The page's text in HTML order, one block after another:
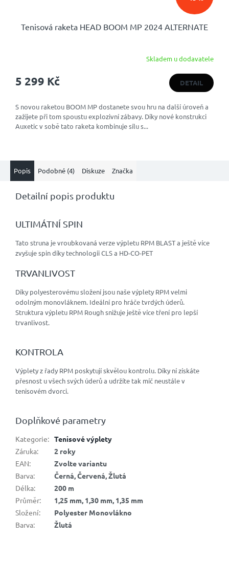
Tenisová raketa HEAD BOOM MP 2024 ALTERNATE
produktu
z
5
hvězdiček.
Skladem u dodavatele
5 299 Kč DETAIL
S novou raketou BOOM MP dostanete svou hru na další úroveň a
zažijete při tom spoustu explozivní zábavy. Díky nové konstrukci
Auxetic v sobě tato raketa kombinuje sílu s...
Popis Podobné (4) Diskuze Značka
Detailní popis produktu
ULTIMÁTNÍ SPIN
Tato struna je vroubkovaná verze výpletu RPM BLAST a ještě více
zvyšuje spin díky technologii CLS a HD-CO-PET
TRVANLIVOST
Díky polyesterovému složení jsou naše výplety RPM velmi
odolným monovláknem. Ideální pro hráče tvrdých úderů.
Struktura výpletu RPM Rough snižuje ještě více tření pro lepší
trvanlivost.
KONTROLA
Výplety z řady RPM poskytují skvělou kontrolu. Díky ní získáte
přesnost u všech svých úderů a udržíte tak míč neustále v
tenisovém dvorci.
Doplňkové parametry
Kategorie: Tenisové výplety
Záruka:
2 roky
EAN:
Zvolte variantu
Barva:
Černá, Červená, Žlutá
Délka:
200 m
Průměr:
1,25 mm, 1,30 mm, 1,35 mm
Složení:
Polyester Monovlákno
Barva: Žlutá